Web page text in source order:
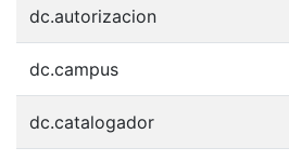
dc.autorizacion
dc.campus
dc.catalogador